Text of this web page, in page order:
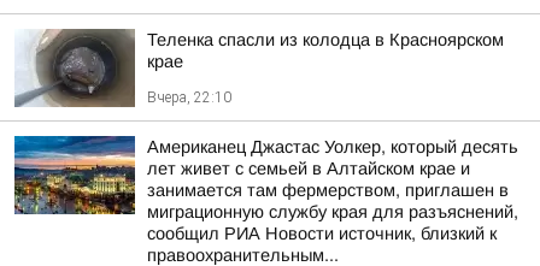
Теленка спасли из колодца в Красноярском
крае
Вчера, 22:10
Американец Джастас Уолкер, который десять
лет живет с семьей в Алтайском крае и
занимается там фермерством, приглашен в
миграционную службу края для разъяснений,
сообщил РИА Новости источник, близкий к
правоохранительным...